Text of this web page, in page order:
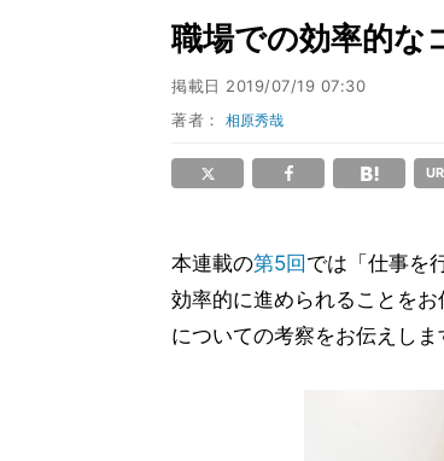
職場での効率的な
掲載日 2019/07/19 07:30
著者：相原秀哉
本連載の第5回 では「仕事を
効率的に進められることを
についての考察をお伝えしま